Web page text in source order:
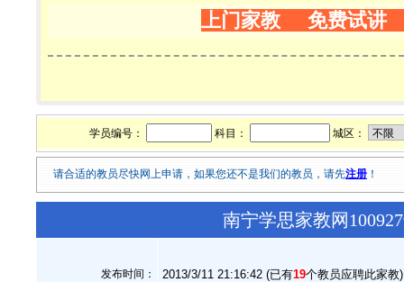
上门家教 免费试讲
学员编号： 科目： 城区：
请合适的教员尽快网上申请，如果您还不是我们的教员，请先注册 ！
南宁学思家教网
发布时间： 2013/3/11 21:16:42 (已有19个教员应聘此家教)